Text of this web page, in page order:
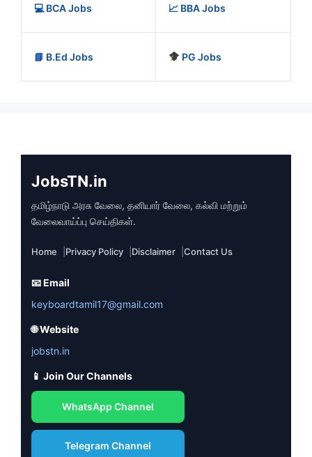
💻 BCA Jobs 📈 BBA Jobs
📘 B.Ed Jobs PG Jobs
JobsTN.in
தமிழ்நாடு அரசு வேலை, தனியார் வேலை, கல்வி மற்றும்
வேலைவாய்ப்பு செய்திகள்.
Home Privacy Policy Disclaimer Contact Us
📧 Email
keyboardtamil17@gmail.com
🌐 Website
jobstn.in
📱 Join Our Channels
WhatsApp Channel
Telegram Channel